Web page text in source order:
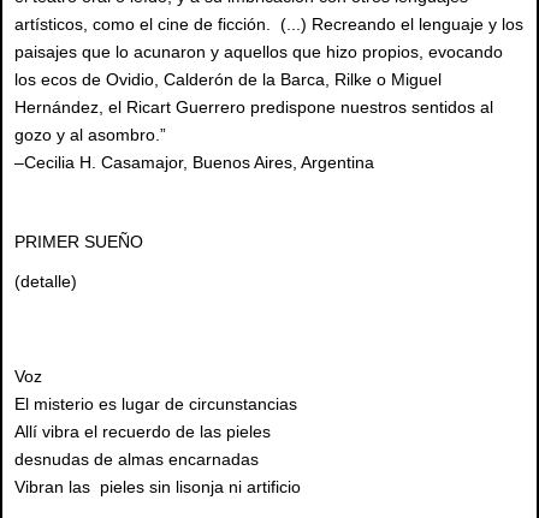
artísticos, como el cine de ficción. (...) Recreando el lenguaje y los
paisajes que lo acunaron y aquellos que hizo propios, evocando
los ecos de Ovidio, Calderón de la Barca, Rilke o Miguel
Hernández, el Ricart Guerrero predispone nuestros sentidos al
gozo y al asombro.”
–Cecilia H. Casamajor, Buenos Aires, Argentina
PRIMER SUEÑO
(detalle)
Voz
El misterio es lugar de circunstancias
Allí vibra el recuerdo de las pieles
desnudas de almas encarnadas
Vibran las pieles sin lisonja ni artificio